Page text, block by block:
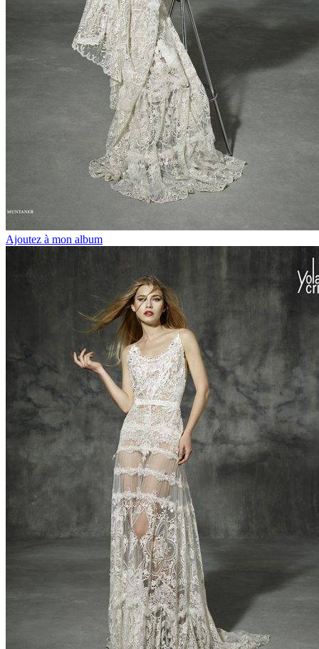
Ajoutez à mon album